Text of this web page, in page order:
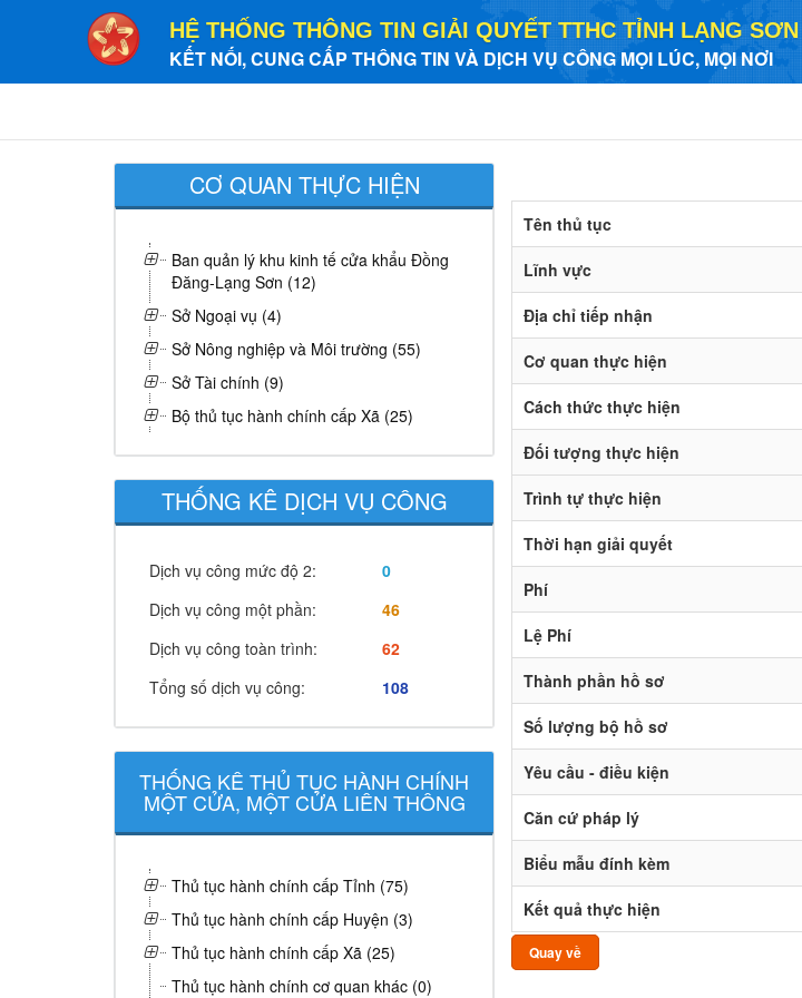
HỆ THỐNG THÔNG TIN GIẢI QUYẾT TTHC TỈNH LẠNG SƠN
KẾT NỐI, CUNG CẤP THÔNG TIN VÀ DỊCH VỤ CÔNG MỌI LÚC, MỌI NƠI
CƠ QUAN THỰC HIỆN
Ban quản lý khu kinh tế cửa khẩu Đồng
Đăng-Lạng Sơn (12)
Sở Ngoại vụ (4)
Sở Nông nghiệp và Môi trường (55)
Sở Tài chính (9)
Bộ thủ tục hành chính cấp Xã (25)
THỐNG KÊ DỊCH VỤ CÔNG
Dịch vụ công mức độ 2:
0
Dịch vụ công một phần:
46
Dịch vụ công toàn trình:
62
Tổng số dịch vụ công:
108
THỐNG KÊ THỦ TỤC HÀNH CHÍNH
MỘT CỬA, MỘT CỬA LIÊN THÔNG
Thủ tục hành chính cấp Tỉnh (75)
Thủ tục hành chính cấp Huyện (3)
Thủ tục hành chính cấp Xã (25)
Thủ tục hành chính cơ quan khác (0)
Tên thủ tục
Lĩnh vực
Địa chỉ tiếp nhận
Cơ quan thực hiện
Cách thức thực hiện
Đối tượng thực hiện
Trình tự thực hiện
Thời hạn giải quyết
Phí
Lệ Phí
Thành phần hồ sơ
Số lượng bộ hồ sơ
Yêu cầu - điều kiện
Căn cứ pháp lý
Biểu mẫu đính kèm
Kết quả thực hiện
Quay về